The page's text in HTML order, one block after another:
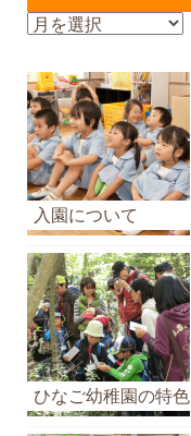
お
ら
せ
の
ア
ー
カ
イ
ブ
入園について
ひなご幼稚園の特色